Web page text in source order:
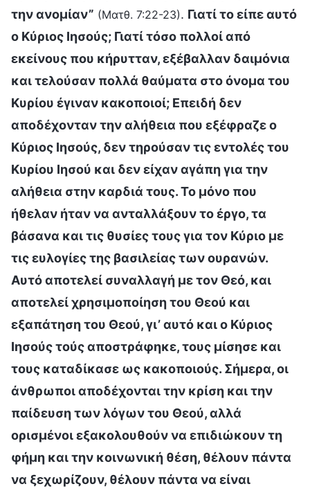
την ανομίαν” (Ματθ. 7:22-23). Γιατί το είπε αυτό
ο Κύριος Ιησούς; Γιατί τόσο πολλοί από
εκείνους που κήρυτταν, εξέβαλλαν δαιμόνια
και τελούσαν πολλά θαύματα στο όνομα του
Κυρίου έγιναν κακοποιοί; Επειδή δεν
αποδέχονταν την αλήθεια που εξέφραζε ο
Κύριος Ιησούς, δεν τηρούσαν τις εντολές του
Κυρίου Ιησού και δεν είχαν αγάπη για την
αλήθεια στην καρδιά τους. Το μόνο που
ήθελαν ήταν να ανταλλάξουν το έργο, τα
βάσανα και τις θυσίες τους για τον Κύριο με
τις ευλογίες της βασιλείας των ουρανών.
Αυτό αποτελεί συναλλαγή με τον Θεό, και
αποτελεί χρησιμοποίηση του Θεού και
εξαπάτηση του Θεού, γι’ αυτό και ο Κύριος
Ιησούς τούς αποστράφηκε, τους μίσησε και
τους καταδίκασε ως κακοποιούς. Σήμερα, οι
άνθρωποι αποδέχονται την κρίση και την
παίδευση των λόγων του Θεού, αλλά
ορισμένοι εξακολουθούν να επιδιώκουν τη
φήμη και την κοινωνική θέση, θέλουν πάντα
να ξεχωρίζουν, θέλουν πάντα να είναι